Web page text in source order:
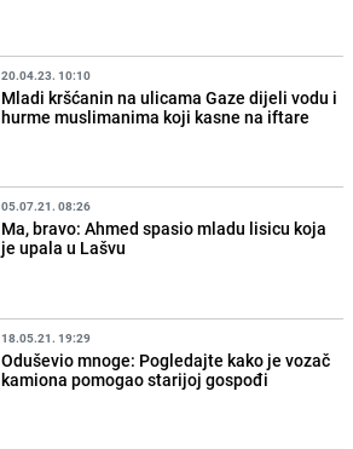
20.04.23. 10:10
Mladi kršćanin na ulicama Gaze dijeli vodu i
hurme muslimanima koji kasne na iftare
05.07.21. 08:26
Ma, bravo: Ahmed spasio mladu lisicu koja
je upala u Lašvu
18.05.21. 19:29
Oduševio mnoge: Pogledajte kako je vozač
kamiona pomogao starijoj gospođi